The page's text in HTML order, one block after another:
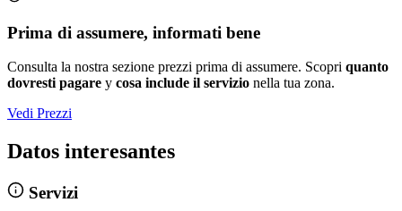
Prima di assumere, informati bene
Consulta la nostra sezione prezzi prima di assumere. Scopri quanto
dovresti pagare y cosa include il servizio nella tua zona.
Vedi Prezzi
Datos interesantes
Servizi